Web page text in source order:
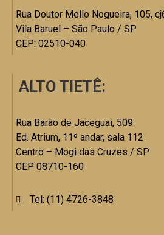
Rua Doutor Mello Nogueira, 105,
Vila Baruel – São Paulo / SP
CEP: 02510-040
ALTO TIETÊ:
Rua Barão de Jaceguai, 509
Ed. Atrium, 11º andar, sala 112
Centro – Mogi das Cruzes / SP
CEP 08710-160
Tel: (11) 4726-3848